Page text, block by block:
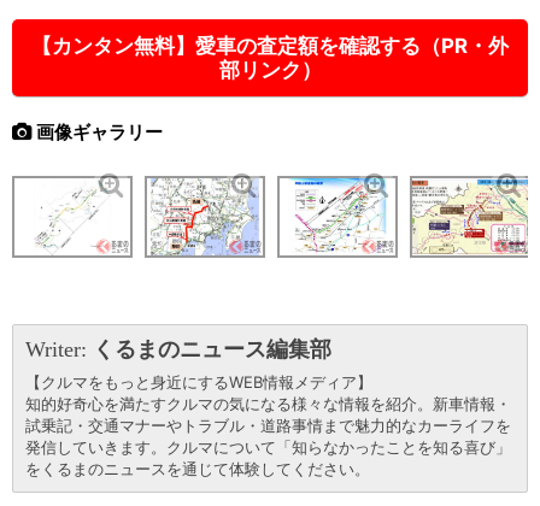
【カンタン無料】愛車の査定額を確認する（PR・外
部リンク）
画像ギャラリー
Writer: くるまのニュース編集部
【クルマをもっと身近にするWEB情報メディア】
知的好奇心を満たすクルマの気になる様々な情報を紹介。新車情報・
試乗記・交通マナーやトラブル・道路事情まで魅力的なカーライフを
発信していきます。クルマについて「知らなかったことを知る喜び」
をくるまのニュースを通じて体験してください。